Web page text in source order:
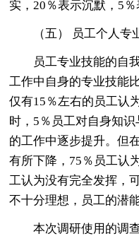
实，20％表示沉默，5％
（五） 员工个人专
员工专业技能的自
工作中自身的专业技能
仅有15％左右的员工认
时，5％员工对自身知
的工作中逐步提升。但
有所下降，75％员工认
工认为没有完全发挥，
不十分理想，员工的潜
本次调研使用的调